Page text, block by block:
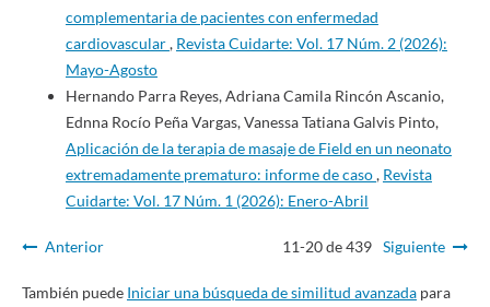
complementaria de pacientes con enfermedad
cardiovascular, Revista Cuidarte: Vol. 17 Núm. 2 (2026):
Mayo-Agosto
Hernando Parra Reyes, Adriana Camila Rincón Ascanio,
Ednna Rocío Peña Vargas, Vanessa Tatiana Galvis Pinto,
Aplicación de la terapia de masaje de Field en un neonato
extremadamente prematuro: informe de caso, Revista
Cuidarte: Vol. 17 Núm. 1 (2026): Enero-Abril
Anterior 11-20 de 439 Siguiente
También puede Iniciar una búsqueda de similitud avanzadapara